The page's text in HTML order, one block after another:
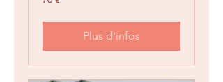
euros
Plus d'infos